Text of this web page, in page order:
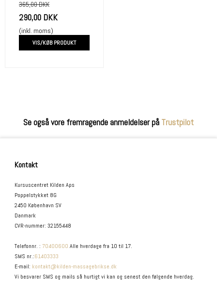
365,00 DKK
290,00 DKK
(inkl. moms)
VIS/KØB PRODUKT
Se også vore fremragende anmeldelser på Trustpilot
Kontakt
Kursuscentret Kilden Aps
Poppelstykket 8G
2450 København SV
Danmark
CVR-nummer: 32155448
Telefonnr. : 70400600 Alle hverdage fra 10 til 17.
SMS nr.:61403333
E-mail: kontakt@kilden-massagebrikse.dk
Vi besvarer SMS og mails så hurtigt vi kan og senest den følgende hverdag.